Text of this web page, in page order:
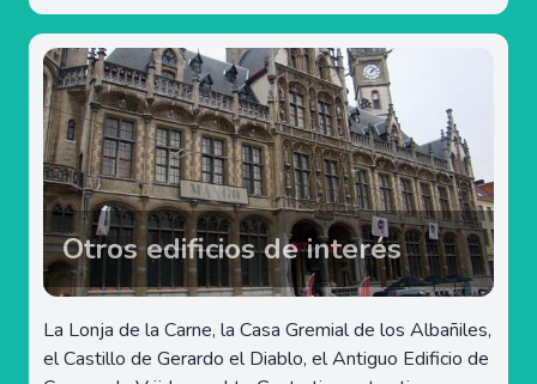
Otros edificios de interés
La Lonja de la Carne, la Casa Gremial de los Albañiles,
el Castillo de Gerardo el Diablo, el Antiguo Edificio de